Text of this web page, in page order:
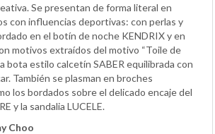
Se presentan de forma literal en
con influencias deportivas: con perlas y
en el botín de noche KENDRIX y en
motivos extraídos del motivo “Toile de
bota estilo calcetín SABER equilibrada con
También se plasman en broches
los bordados sobre el delicado encaje del
y la sandalia LUCELE.
Choo